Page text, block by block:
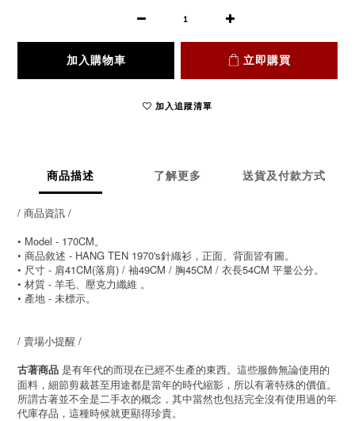
加入購物車 立即購買
加入追蹤清單
商品描述 了解更多 送貨及付款方式
/ 商品資訊 /
• Model - 170CM。
• 商品敘述 - HANG TEN 1970's針織衫，正面、背面皆有圖。
• 尺寸 - 肩41CM(落肩) / 袖49CM / 胸45CM / 衣長54CM 平量公分。
• 材質 - 羊毛、壓克力纖維 。
• 產地 - 未標示。
/ 賣場小提醒 /
古著商品 是有年代的而現在已經不生產的東西。這些服飾無論使用的
面料，細節剪裁甚至用途都是當年的時代縮影，所以有著特殊的價值。
所謂古著並不全是二手衣的概念，其中當然也包括完全沒有使用過的年
代庫存品，這種時候就更顯得珍貴。